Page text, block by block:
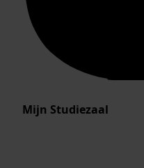
Mijn Studiezaal